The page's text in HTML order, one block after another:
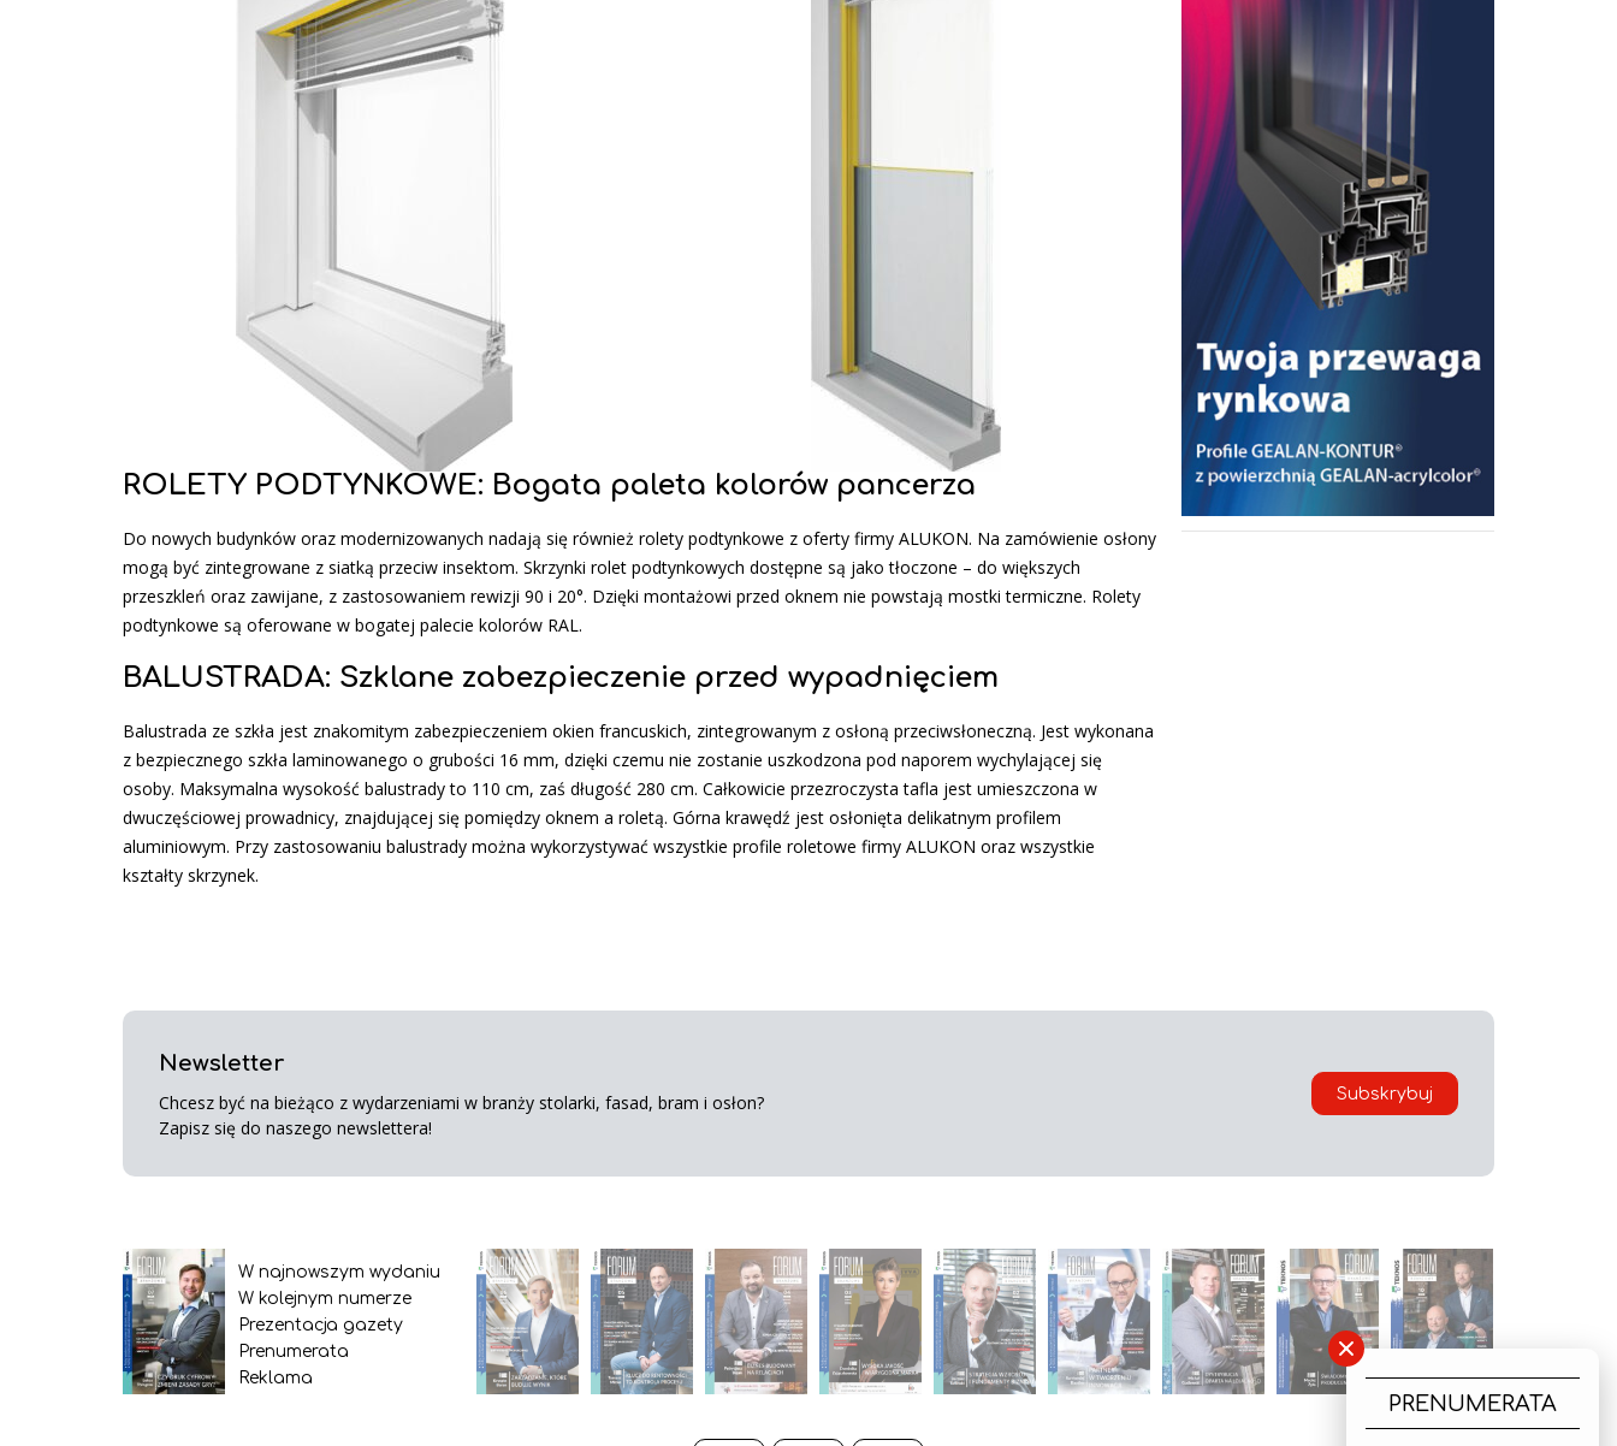
ROLETY PODTYNKOWE: Bogata paleta kolorów pancerza
Do nowych budynków oraz modernizowanych nadają się również rolety podtynkowe z oferty firmy ALUKON. Na zamówienie osłony
mogą być zintegrowane z siatką przeciw insektom. Skrzynki rolet podtynkowych dostępne są jako tłoczone – do większych
przeszkleń oraz zawijane, z zastosowaniem rewizji 90 i 20°. Dzięki montażowi przed oknem nie powstają mostki termiczne. Rolety
podtynkowe są oferowane w bogatej palecie kolorów RAL.
BALUSTRADA: Szklane zabezpieczenie przed wypadnięciem
Balustrada ze szkła jest znakomitym zabezpieczeniem okien francuskich, zintegrowanym z osłoną przeciwsłoneczną. Jest wykonana
z bezpiecznego szkła laminowanego o grubości 16 mm, dzięki czemu nie zostanie uszkodzona pod naporem wychylającej się
osoby. Maksymalna wysokość balustrady to 110 cm, zaś długość 280 cm. Całkowicie przezroczysta tafla jest umieszczona w
dwuczęściowej prowadnicy, znajdującej się pomiędzy oknem a roletą. Górna krawędź jest osłonięta delikatnym profilem
aluminiowym. Przy zastosowaniu balustrady można wykorzystywać wszystkie profile roletowe firmy ALUKON oraz wszystkie
kształty skrzynek.
Newsletter
Chcesz być na bieżąco z wydarzeniami w branży stolarki, fasad, bram i osłon?
Zapisz się do naszego newslettera!
Subskrybuj
W najnowszym wydaniu
W kolejnym numerze
Prezentacja gazety
Prenumerata
Reklama
×
PRENUMERATA